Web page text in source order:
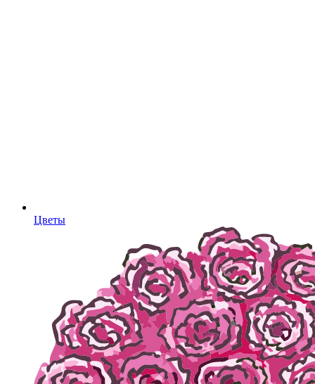
Цветы